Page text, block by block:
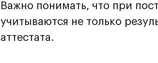
Важно понимать, что при
учитываются не только
аттестата.